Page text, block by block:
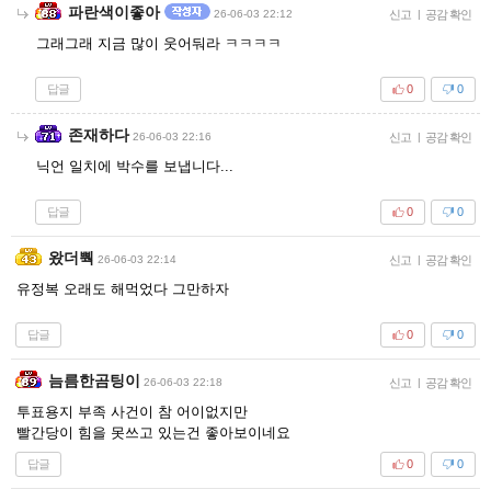
파란색이좋아 26-06-03 22:12 신고 | 공감 확인
그래그래 지금 많이 웃어둬라 ㅋㅋㅋㅋ
답글 0
0
존재하다 26-06-03 22:16 신고 | 공감 확인
닉언 일치에 박수를 보냅니다...
답글 0
0
왔더뿩 26-06-03 22:14 신고 | 공감 확인
유정복 오래도 해먹었다 그만하자
답글 0
0
늠름한곰팅이 26-06-03 22:18 신고 | 공감 확인
투표용지 부족 사건이 참 어이없지만
빨간당이 힘을 못쓰고 있는건 좋아보이네요
답글 0
0